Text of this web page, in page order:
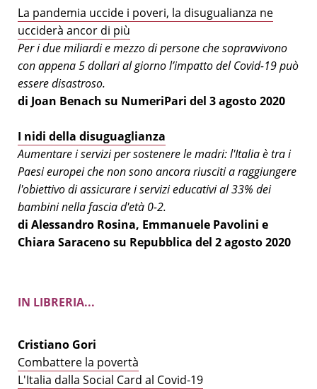
La pandemia uccide i poveri, la disugualianza ne
ucciderà ancor di più
Per i due miliardi e mezzo di persone che sopravvivono
con appena 5 dollari al giorno l’impatto del Covid-19 può
essere disastroso.
di Joan Benach su NumeriPari del 3 agosto 2020
I nidi della disuguaglianza
Aumentare i servizi per sostenere le madri: l'Italia è tra i
Paesi europei che non sono ancora riusciti a raggiungere
l'obiettivo di assicurare i servizi educativi al 33% dei
bambini nella fascia d'età 0-2.
di Alessandro Rosina, Emmanuele Pavolini e
Chiara Saraceno su Repubblica del 2 agosto 2020
IN LIBRERIA...
Cristiano Gori
Combattere la povertà
L'Italia dalla Social Card al Covid-19